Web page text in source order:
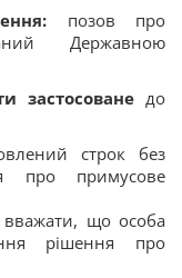
позов про
Державною
застосоване до
строк без
про примусове
вважати, що особа
рішення про